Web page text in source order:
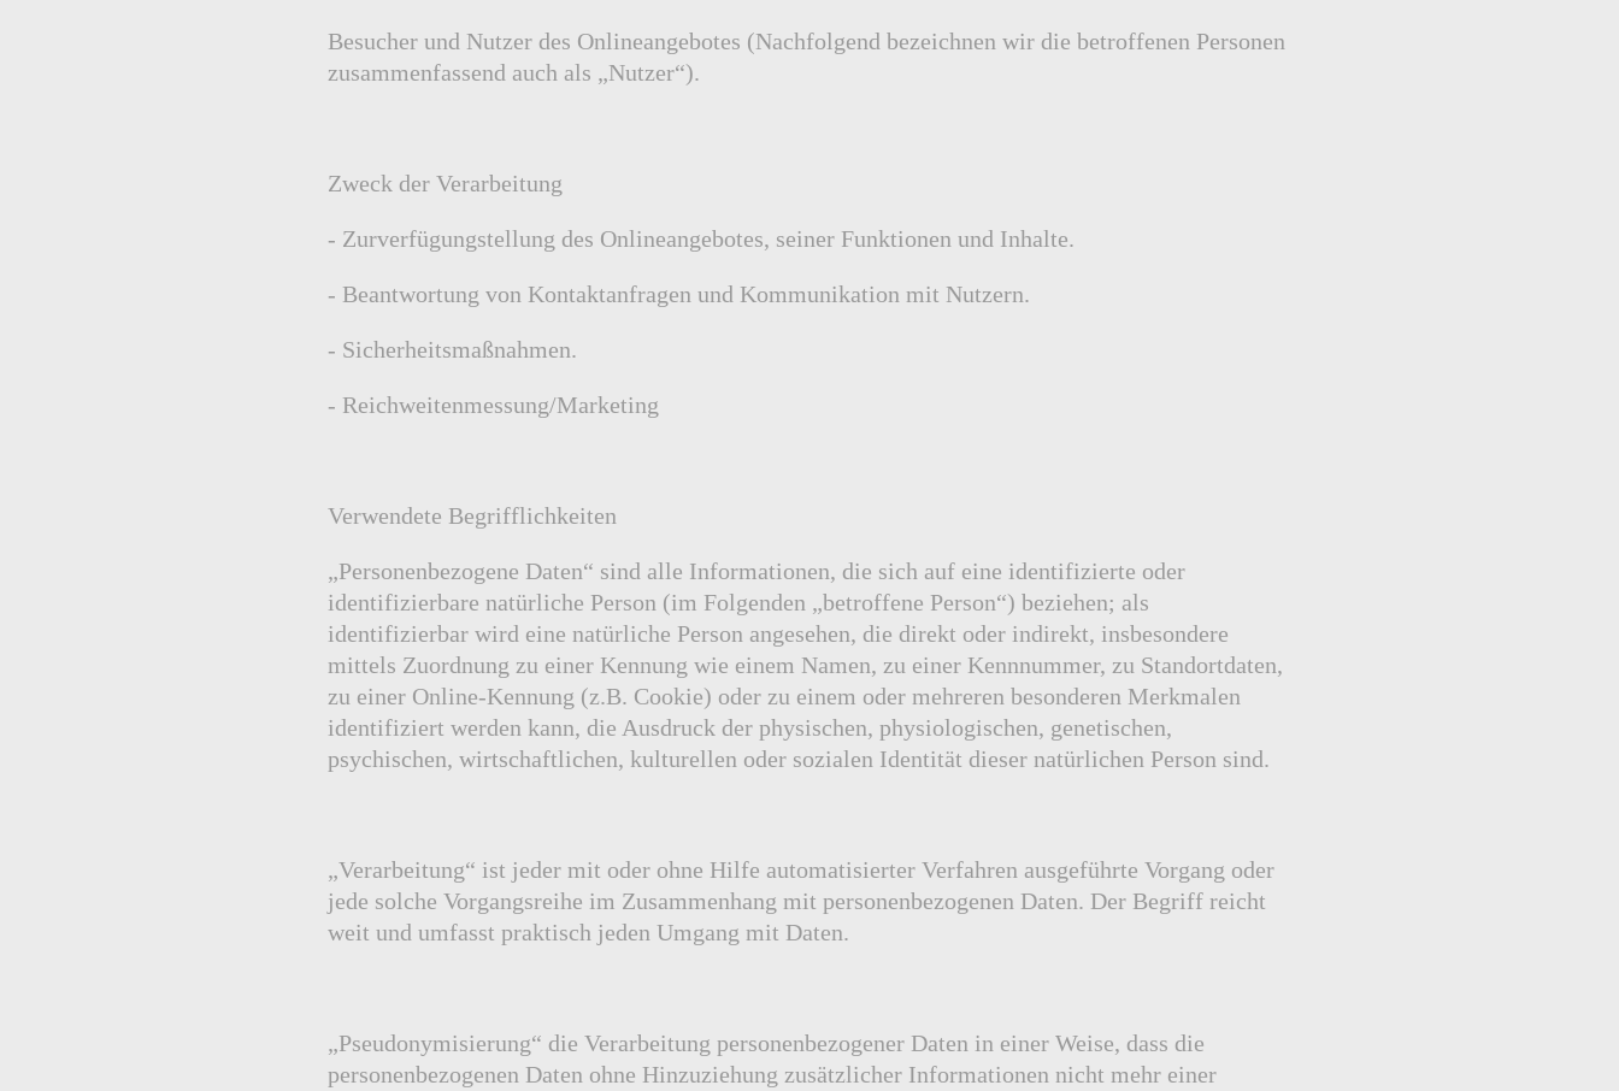
Besucher und Nutzer des Onlineangebotes (Nachfolgend bezeichnen wir die betroffenen Personen
zusammenfassend auch als „Nutzer“).
Zweck der Verarbeitung
- Zurverfügungstellung des Onlineangebotes, seiner Funktionen und Inhalte.
- Beantwortung von Kontaktanfragen und Kommunikation mit Nutzern.
- Sicherheitsmaßnahmen.
- Reichweitenmessung/Marketing
Verwendete Begrifflichkeiten
„Personenbezogene Daten“ sind alle Informationen, die sich auf eine identifizierte oder
identifizierbare natürliche Person (im Folgenden „betroffene Person“) beziehen; als
identifizierbar wird eine natürliche Person angesehen, die direkt oder indirekt, insbesondere
mittels Zuordnung zu einer Kennung wie einem Namen, zu einer Kennnummer, zu Standortdaten,
zu einer Online-Kennung (z.B. Cookie) oder zu einem oder mehreren besonderen Merkmalen
identifiziert werden kann, die Ausdruck der physischen, physiologischen, genetischen,
psychischen, wirtschaftlichen, kulturellen oder sozialen Identität dieser natürlichen Person sind.
„Verarbeitung“ ist jeder mit oder ohne Hilfe automatisierter Verfahren ausgeführte Vorgang oder
jede solche Vorgangsreihe im Zusammenhang mit personenbezogenen Daten. Der Begriff reicht
weit und umfasst praktisch jeden Umgang mit Daten.
„Pseudonymisierung“ die Verarbeitung personenbezogener Daten in einer Weise, dass die
personenbezogenen Daten ohne Hinzuziehung zusätzlicher Informationen nicht mehr einer